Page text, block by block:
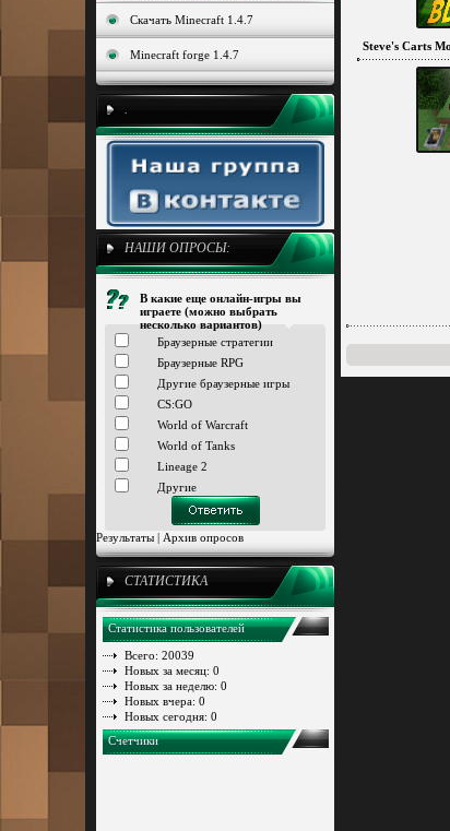
Скачать Minecraft 1.4.7
Minecraft forge 1.4.7
.
НАШИ ОПРОСЫ:
В какие еще онлайн-игры вы
играете (можно выбрать
несколько вариантов)
Браузерные стратегии
Браузерные RPG
Другие браузерные игры
CS:GO
World of Warcraft
World of Tanks
Lineage 2
Другие
Результаты | Архив опросов
СТАТИСТИКА
Статистика пользователей
Всего: 20039
Новых за месяц: 0
Новых за неделю: 0
Новых вчера: 0
Новых сегодня: 0
Счетчики
Steve's Carts